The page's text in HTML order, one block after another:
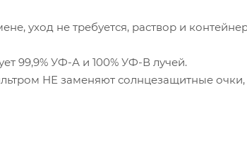
уход не требуется, раствор и
99,9% УФ-А и 100% УФ-В лучей.
НЕ заменяют солнцезащитные очки,